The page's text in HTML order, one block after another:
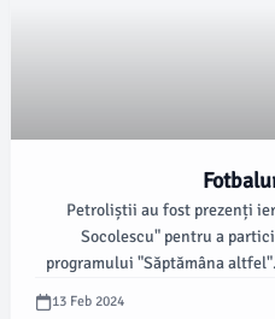
Petroliștii au fost prezenți
Socolescu" pentru a
programului "Săptămâna
Florin Pîrvu, împreună cu Vali
13 Feb 2024